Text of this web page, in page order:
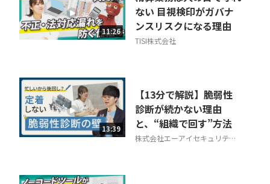
11:26
ない 目視検印がガバナ
ンスリスクになる理由
TISI株式会社
13:39
【13分で解説】脆弱性
診断が続かない理由
と、“組織で回す”方法
株式会社エーアイセキュリティ